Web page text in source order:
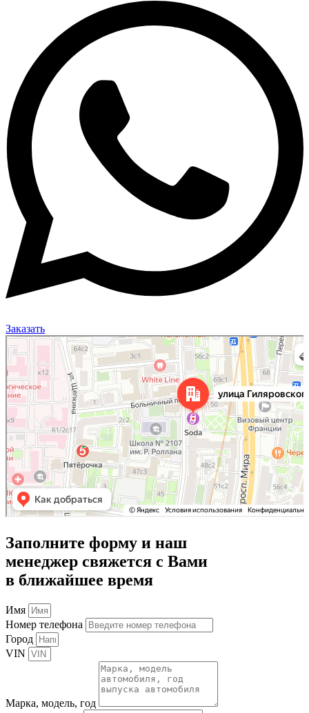
Заказать
Москва
Улица Гиляровского, 50 на карте Москвы, ближайшее метро Проспект Мира —
Яндекс Карты
Заполните форму и наш
менеджер свяжется с Вами
в ближайшее время
Имя
Номер телефона
Город
VIN
Марка, модель, год